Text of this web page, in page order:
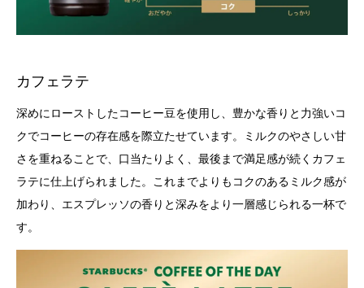
カフェラテ
深めにローストしたコーヒー豆を使用し、豊かな香りと力強いコ
クでコーヒーの存在感を際立たせています。ミルクのやさしい甘
さを重ねることで、口当たりよく、最後まで満足感が続くカフェ
ラテに仕上げられました。これまでよりもコクのあるミルク感が
加わり、エスプレッソの香りと深みをより一層感じられる一杯で
す。